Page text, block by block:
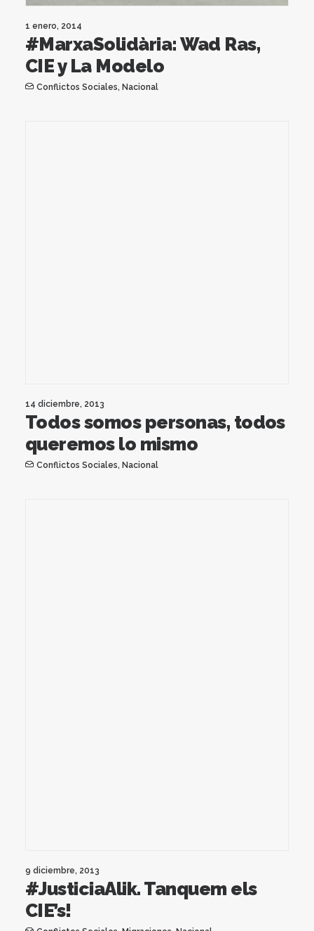
1 enero, 2014
#MarxaSolidària: Wad Ras,
CIE y La Modelo
Conflictos Sociales, Nacional
14 diciembre, 2013
Todos somos personas, todos
queremos lo mismo
Conflictos Sociales, Nacional
9 diciembre, 2013
#JusticiaAlik. Tanquem els
CIE’s!